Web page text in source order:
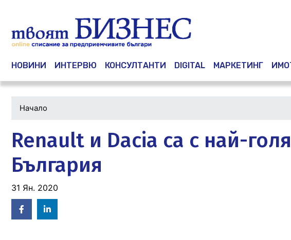
Main navigation
НОВИНИ ИНТЕРВЮ КОНСУЛТАНТИ DIGITAL МАРКЕТИНГ
Начало
Renault и Dacia са с най-
България
31 Ян. 2020
Facebook
in